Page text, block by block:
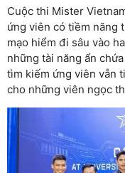
Cuộc thi Mister
ứng viên có tiềm năng
mạo hiểm đi sâu vào
những tài năng ẩn
tìm kiếm ứng viên vẫn
cho những viên ngọc